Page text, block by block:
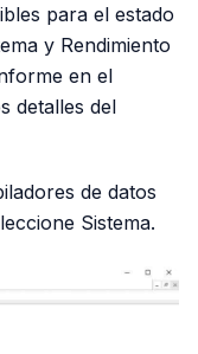
para el estado
y Rendimiento
en el
detalles del
de datos
Sistema.